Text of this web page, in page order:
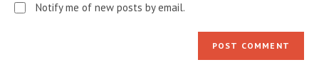
Notify me of new posts by email.